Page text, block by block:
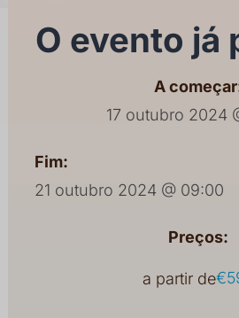
O evento já
A
17 outubro 2024
Fim:
21 outubro 2024 @ 09:00
Preços:
a partir de